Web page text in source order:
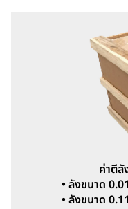
ค่าตีลั
• ลังขนาด
• ลังขนาด